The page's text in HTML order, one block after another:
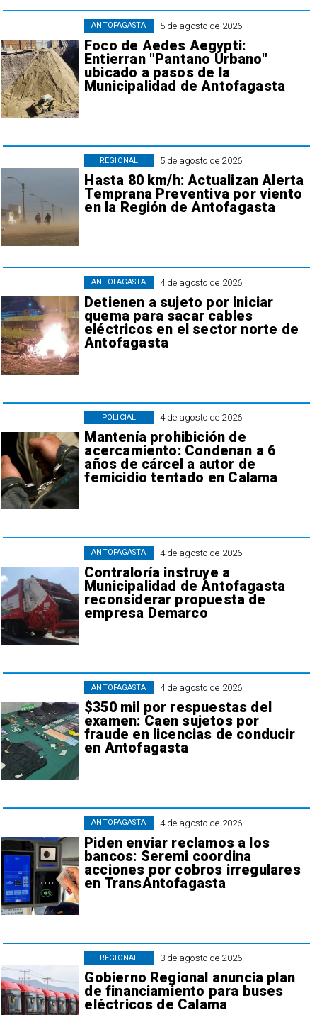
5 de agosto de 2026
Foco de Aedes Aegypti:
Entierran "Pantano Urbano"
ubicado a pasos de la
Municipalidad de Antofagasta
ANTOFAGASTA
5 de agosto de 2026
Hasta 80 km/h: Actualizan Alerta
Temprana Preventiva por viento
en la Región de Antofagasta
REGIONAL
4 de agosto de 2026
Detienen a sujeto por iniciar
quema para sacar cables
eléctricos en el sector norte de
Antofagasta
ANTOFAGASTA
4 de agosto de 2026
Mantenía prohibición de
acercamiento: Condenan a 6
años de cárcel a autor de
femicidio tentado en Calama
POLICIAL
4 de agosto de 2026
Contraloría instruye a
Municipalidad de Antofagasta
reconsiderar propuesta de
empresa Demarco
ANTOFAGASTA
4 de agosto de 2026
$350 mil por respuestas del
examen: Caen sujetos por
fraude en licencias de conducir
en Antofagasta
ANTOFAGASTA
4 de agosto de 2026
Piden enviar reclamos a los
bancos: Seremi coordina
acciones por cobros irregulares
en TransAntofagasta
ANTOFAGASTA
3 de agosto de 2026
Gobierno Regional anuncia plan
de financiamiento para buses
eléctricos de Calama
REGIONAL